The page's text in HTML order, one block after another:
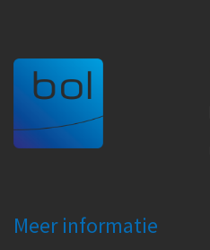
Meer informatie